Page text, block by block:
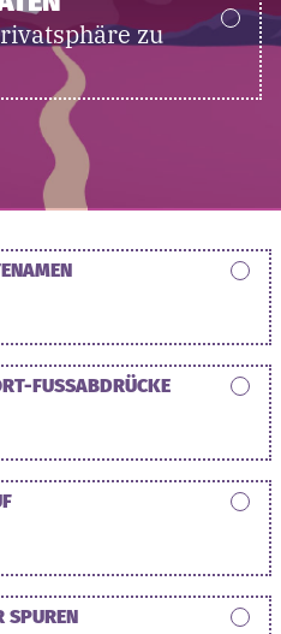
zu
FUSSABDRÜCKE
SPUREN